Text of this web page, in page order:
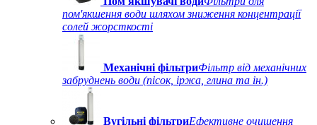
пом'якшення води шляхом зниження концентрації
солей жорсткості
Механічні фільтриФільтр від механічних
забруднень води (пісок, іржа, глина та ін.)
Вугільні фільтриЕфективне очищення